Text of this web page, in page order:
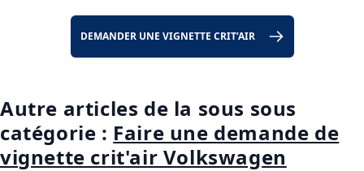
DEMANDER UNE VIGNETTE CRIT’AIR
Autre articles de la sous sous
catégorie : Faire une demande de
vignette crit'air Volkswagen